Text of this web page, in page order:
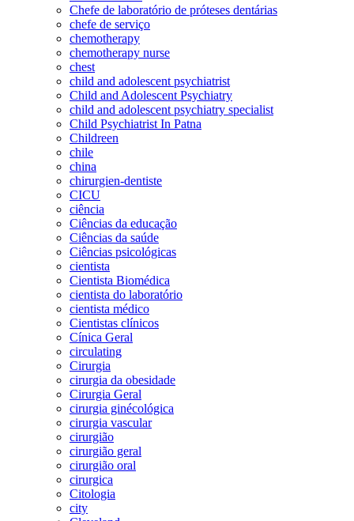
Chefe de laboratório de próteses dentárias
chefe de serviço
chemotherapy
chemotherapy nurse
chest
child and adolescent psychiatrist
Child and Adolescent Psychiatry
child and adolescent psychiatry specialist
Child Psychiatrist In Patna
Childreen
chile
china
chirurgien-dentiste
CICU
ciência
Ciências da educação
Ciências da saúde
Ciências psicológicas
cientista
Cientista Biomédica
cientista do laboratório
cientista médico
Cientistas clínicos
Cínica Geral
circulating
Cirurgia
cirurgia da obesidade
Cirurgia Geral
cirurgia ginécológica
cirurgia vascular
cirurgião
cirurgião geral
cirurgião oral
cirurgica
Citologia
city